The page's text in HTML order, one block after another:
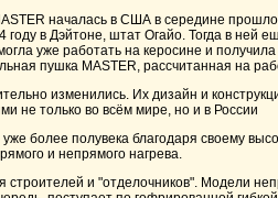
началась в США в середине
году в Дэйтоне, штат Огайо. Тогда в ней
уже работать на керосине и
пушка MASTER, рассчитанная на
изменились. Их дизайн и
не только во всём мире, но и в России
более полувека благодаря своему
и непрямого нагрева.
и "отделочников". Модели